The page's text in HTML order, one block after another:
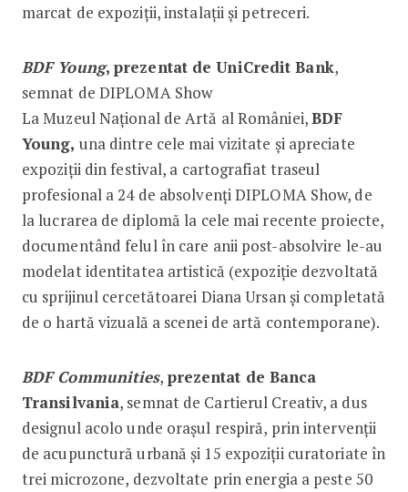
marcat de expoziții, instalații și petreceri.
BDF Young, prezentat de UniCredit Bank,
semnat de DIPLOMA Show
La Muzeul Național de Artă al României,BDF
Young, una dintre cele mai vizitate și apreciate
expoziții din festival, a cartografiat traseul
profesional a 24 de absolvenți DIPLOMA Show, de
la lucrarea de diplomă la cele mai recente proiecte,
documentând felul în care anii post-absolvire le-au
modelat identitatea artistică (expoziție dezvoltată
cu sprijinul cercetătoarei Diana Ursan și completată
de o hartă vizuală a scenei de artă contemporane).
BDF Communities, prezentat de Banca
Transilvania, semnat de Cartierul Creativ, a dus
designul acolo unde orașul respiră, prin intervenții
de acupunctură urbană și 15 expoziții curatoriate în
trei microzone, dezvoltate prin energia a peste 50